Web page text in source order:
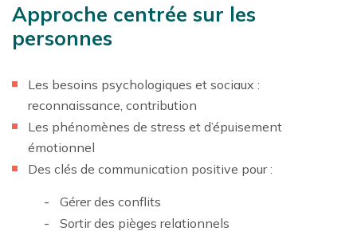
Approche centrée sur les
personnes
Les besoins psychologiques et sociaux :
reconnaissance, contribution
Les phénomènes de stress et d’épuisement
émotionnel
Des clés de communication positive pour :
Gérer des conflits
Sortir des pièges relationnels